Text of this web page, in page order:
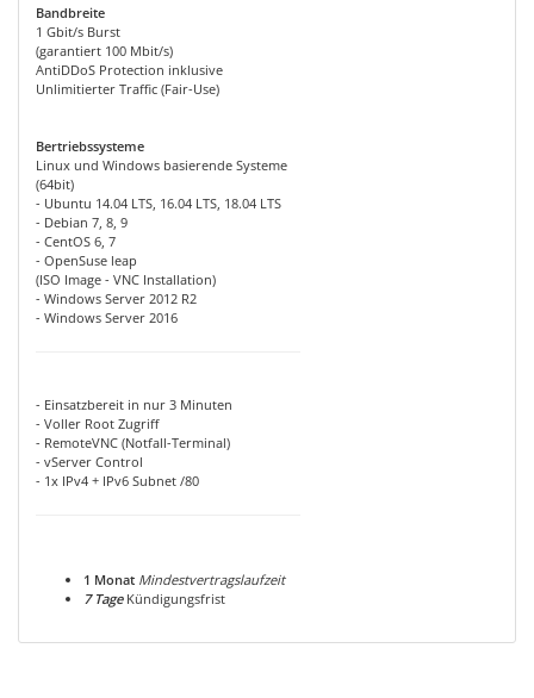
Bandbreite
1 Gbit/s Burst
(garantiert 100 Mbit/s)
AntiDDoS Protection inklusive
Unlimitierter Traffic (Fair-Use)
Bertriebssysteme
Linux und Windows basierende Systeme
(64bit)
- Ubuntu 14.04 LTS, 16.04 LTS, 18.04 LTS
- Debian 7, 8, 9
- CentOS 6, 7
- OpenSuse leap
(ISO Image - VNC Installation)
- Windows Server 2012 R2
- Windows Server 2016
- Einsatzbereit in nur 3 Minuten
- Voller Root Zugriff
- RemoteVNC (Notfall-Terminal)
- vServer Control
- 1x IPv4 + IPv6 Subnet /80
1 Monat Mindestvertragslaufzeit
7 TageKündigungsfrist